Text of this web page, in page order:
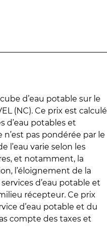
d’eau potable sur le
(NC). Ce prix est calculé
d’eau potables et
pas pondérée par le
l’eau varie selon les
et notamment, la
l’éloignement de la
d’eau potable et
récepteur. Ce prix
d’eau potable et du
compte des taxes et